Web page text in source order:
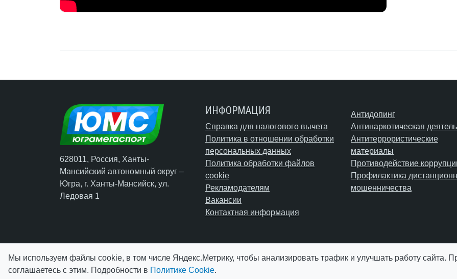
628011, Россия, Ханты-
Мансийский автономный округ –
Югра, г. Ханты-Мансийск, ул.
Ледовая 1
ИНФОРМАЦИЯ
Справка для налогового вычета
Политика в отношении обработки
персональных данных
Политика обработки файлов
cookie
Рекламодателям
Вакансии
Контактная информация
Антидопинг
Антинаркотическая
Антитеррористические
материалы
Противодействие
Профилактика
мошенничества
© АУ "ЮграМегаСпорт" 2026
Мы используем файлы cookie, в том числе Яндекс.Метрику, чтобы анализировать трафик и улучшать работу сайта.
соглашаетесь с этим. Подробности в Политике Cookie.